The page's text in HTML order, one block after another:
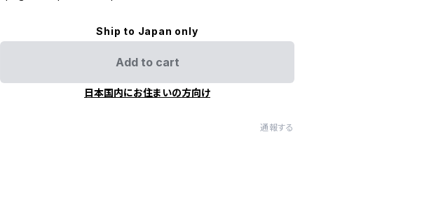
Ship to Japan only
Add to cart
日本国内にお住まいの方向け
通報する